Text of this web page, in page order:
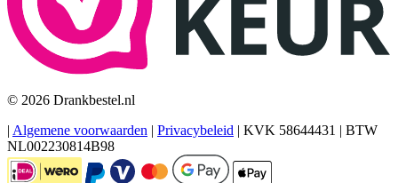
© 2026 Drankbestel.nl
| Algemene voorwaarden | Privacybeleid | KVK 58644431 | BTW
NL002230814B98